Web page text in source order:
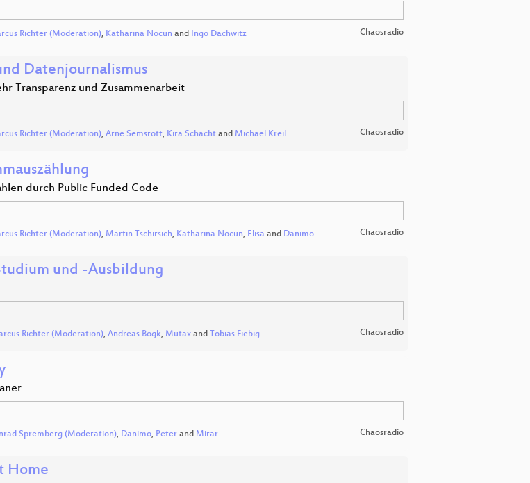
Richter (Moderation), Katharina Nocun and Ingo Dachwitz Chaosradio
Datenjournalismus
Transparenz und Zusammenarbeit
Richter (Moderation), Arne Semsrott, Kira Schacht and Michael Kreil Chaosradio
durch Public Funded Code
Richter (Moderation), Martin Tschirsich, Katharina Nocun, Elisa and Danimo Chaosradio
und -Ausbildung
Richter (Moderation), Andreas Bogk, Mutax and Tobias Fiebig Chaosradio
Spremberg (Moderation), Danimo, Peter and Mirar Chaosradio
Home